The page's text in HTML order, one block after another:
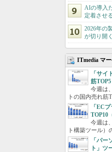
AIの導入
定着させ
2026年の
が切り開
ITmedia マ
「サ
筋TOP5
今週は
トの国内売れ筋
「EC
TOP10
今週は
ト構築ツール）
「パ
ト」ツ